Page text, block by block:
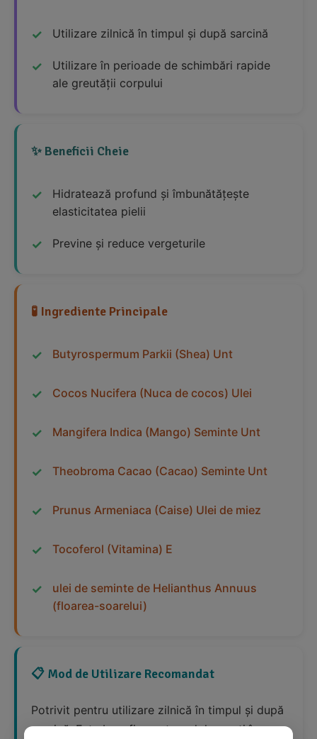
Utilizare zilnică în timpul și după sarcină
Utilizare în perioade de schimbări rapide
ale greutății corpului
✨ Beneficii Cheie
Hidratează profund și îmbunătățește
elasticitatea pielii
Previne și reduce vergeturile
🧪 Ingrediente Principale
Butyrospermum Parkii (Shea) Unt
Cocos Nucifera (Nuca de cocos) Ulei
Mangifera Indica (Mango) Seminte Unt
Theobroma Cacao (Cacao) Seminte Unt
Prunus Armeniaca (Caise) Ulei de miez
Tocoferol (Vitamina) E
ulei de seminte de Helianthus Annuus
(floarea-soarelui)
📋 Mod de Utilizare Recomandat
Potrivit pentru utilizare zilnică în timpul și după
sarcină. Este benefic pentru adolescenți în